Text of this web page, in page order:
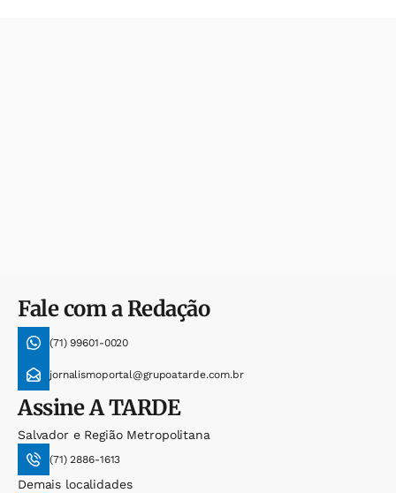
Fale com a Redação
(71) 99601-0020
jornalismoportal@grupoatarde.com.br
AssineA TARDE
Salvador e Região Metropolitana
(71) 2886-1613
Demais localidades